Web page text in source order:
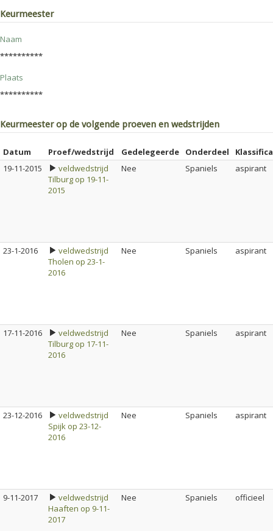
Keurmeester
Naam
**********
Plaats
**********
Keurmeester op de volgende proeven en wedstrijden
Datum Proef/wedstrijd Gedelegeerde Onderdeel
19-11-2015
veldwedstrijd
Tilburg op 19-11-
2015
Nee Spaniels aspirant
23-1-2016
veldwedstrijd
Tholen op 23-1-
2016
Nee Spaniels aspirant
17-11-2016
veldwedstrijd
Tilburg op 17-11-
2016
Nee Spaniels aspirant
23-12-2016
veldwedstrijd
Spijk op 23-12-
2016
Nee Spaniels aspirant
9-11-2017
veldwedstrijd
Haaften op 9-11-
2017
Nee Spaniels officieel